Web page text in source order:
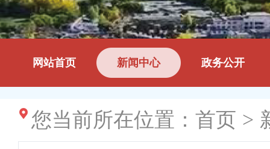
网站首页 新闻中心 政务公开
您当前所在位置： 首页 >